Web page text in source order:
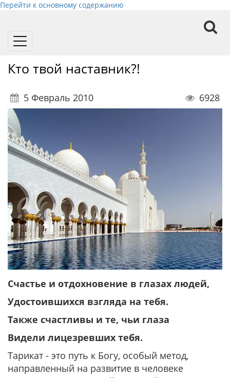
Перейти к основному содержанию
Toggle
Кто твой наставник?!
5 Февраль 2010 6928
Счастье и отдохновение в глазах людей,
Удостоившихся взгляда на тебя.
Также счастливы и те, чьи глаза
Видели лицезревших тебя.
Тарикат - это путь к Богу, особый метод,
направленный на развитие в человеке